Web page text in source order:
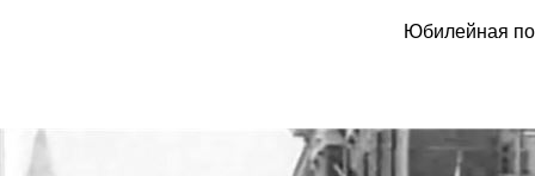
Юбилейная